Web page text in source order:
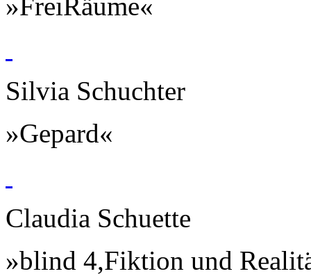
Silvia Schuchter
»Gepard«
Claudia Schuette
»blind 4,Fiktion und